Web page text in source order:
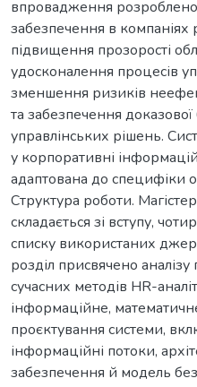
впровадження
забезпечення в компаніях
підвищення прозорості
удосконалення процесів
зменшення ризиків
та забезпечення
управлінських рішень.
у корпоративні
адаптована до специфіки
Структура роботи.
складається зі вступу,
списку використаних
розділ присвячено аналізу
сучасних методів HR-
інформаційне,
проєктування системи,
інформаційні потоки,
забезпечення й модель